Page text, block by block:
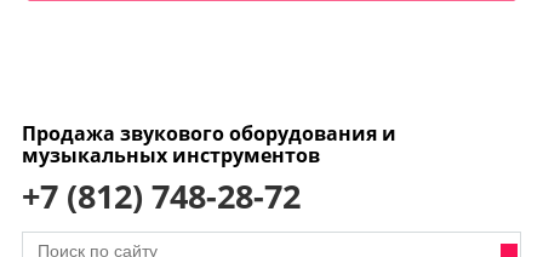
Продажа звукового оборудования и
музыкальных инструментов
+7 (812) 748-28-72